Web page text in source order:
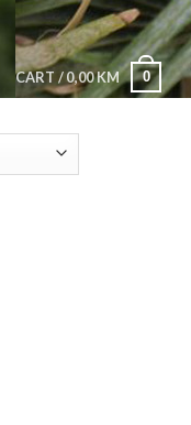
CART /0,00KM 0